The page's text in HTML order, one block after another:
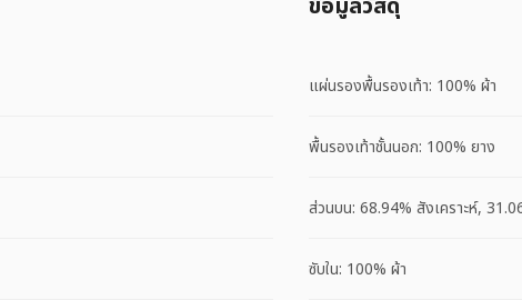
ข้อมูลวัสดุ
แผ่นรองพื้นรองเท้า: 100% ผ้า
พื้นรองเท้าชั้นนอก: 100% ยาง
ส่วนบน: 68.94% สังเคราะห์,
ซับใน: 100% ผ้า